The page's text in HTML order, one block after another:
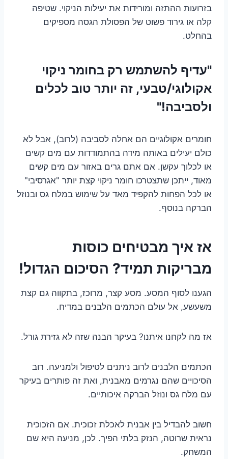
בזרועות ההתזה ומורידות את יעילות הניקוי. שטיפה
קלה או גירוד פשוט של הפסולת הגסה מספיקים
בהחלט.
"עדיף להשתמש רק בחומר ניקוי
אקולוגי/טבעי, זה יותר טוב לכלים
ולסביבה!"
חומרים אקולוגיים הם אחלה לסביבה (לרוב), אבל לא
כולם יעילים באותה מידה בהתמודדות עם מים קשים
או לכלוך עקשן. אם אתם גרים באזור עם מים קשים
מאוד, ייתכן שתצטרכו חומר ניקוי קצת יותר "אגרסיבי"
או לכל הפחות להקפיד מאד על שימוש במלח גס ובנוזל
הברקה בנוסף.
אז איך מבטיחים כוסות
מבריקות תמיד? הסיכום הגדול!
הגענו לסוף המסע. מסע קצר, מרוכז, בתקווה גם קצת
משעשע, אל עולם הכתמים הלבנים במדיח.
אז מה לקחנו איתנו? בעיקר הבנה שזה לא גזירת גורל.
הכתמים הלבנים לרוב ניתנים לטיפול ולמניעה. רוב
הסיכויים שהם נגרמים מאבנית, ואת זה פותרים בעיקר
עם מלח גס ונוזל הברקה איכותיים.
חשוב להבדיל בין אבנית לאכלת זכוכית. אם הזכוכית
נראית שרוטה, הנזק בלתי הפיך. לכן, מניעה היא שם
המשחק.